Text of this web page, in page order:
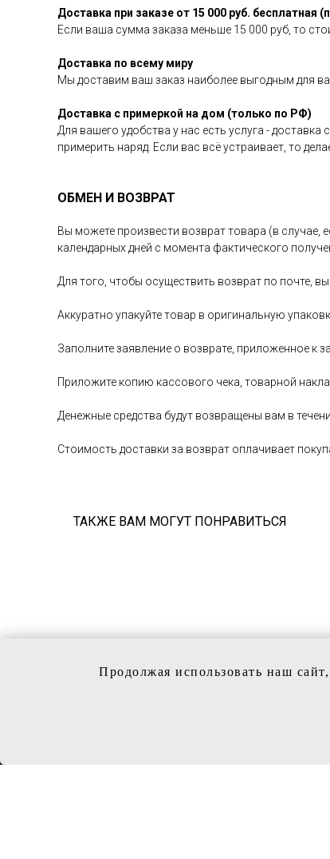
Доставка при заказе от 15 000 руб. бесплатная
Если ваша сумма заказа меньше 15 000 руб, то
Доставка по всему миру
Мы доставим ваш заказ наиболее выгодным для
Доставка с примеркой на дом (только по РФ)
Для вашего удобства у нас есть услуга -
примерить наряд. Если вас всё устраивает, то
ОБМЕН И ВОЗВРАТ
Вы можете произвести возврат товара (в случае,
календарных дней с момента фактического
Для того, чтобы осуществить возврат по почте,
Аккуратно упакуйте товар в оригинальную
Заполните заявление о возврате, приложенное к
Приложите копию кассового чека, товарной
Денежные средства будут возвращены вам в
Стоимость доставки за возврат оплачивает
ТАКЖЕ ВАМ МОГУТ ПОНРАВИТЬСЯ
Продолжая использовать наш